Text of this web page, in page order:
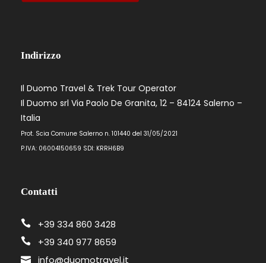
Indirizzo
Il Duomo Travel & Trek Tour Operator
Il Duomo srl Via Paolo De Granita, 12 – 84124 Salerno –
Italia
Prot. Scia Comune Salerno n. 101440 del 31/05/2021
P.IVA: 06004150659 SDI: KRRH6B9
Contatti
+39 334 860 3428
+39 340 977 8659
info@duomotravel.it